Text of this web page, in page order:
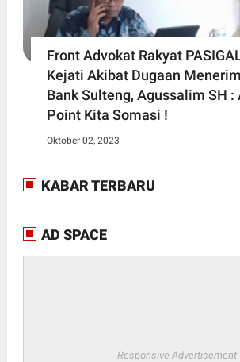
Front Advokat Rakyat
Kejati Akibat Dugaan
Bank Sulteng, Agussalim SH :
Point Kita Somasi !
Oktober 02, 2023
KABAR TERBARU
AD SPACE
Responsive Advertisement